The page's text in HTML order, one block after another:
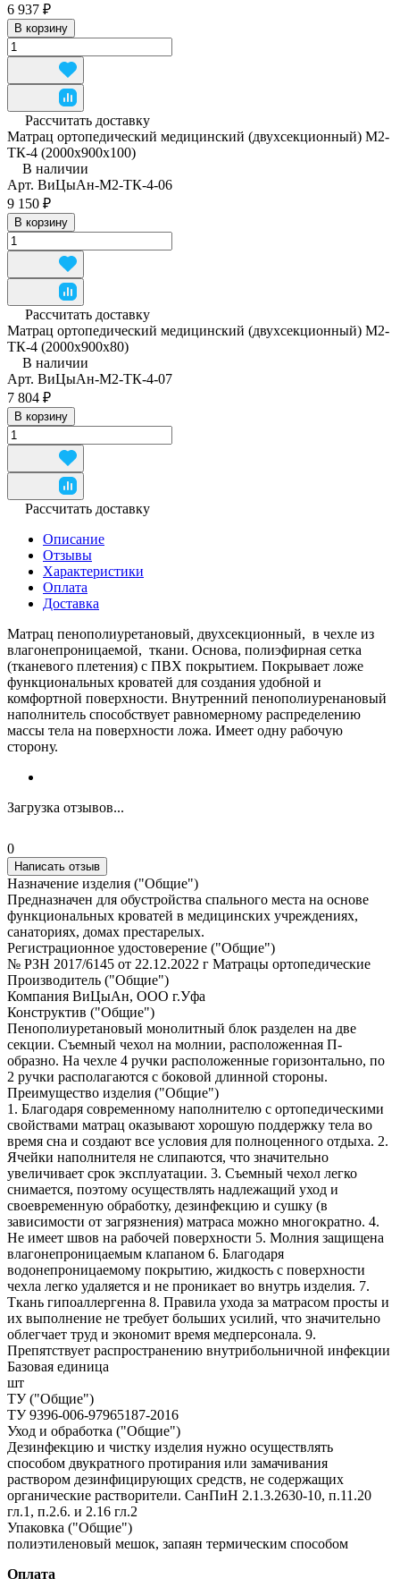
6 937 ₽
В корзину
Рассчитать доставку
Матрац ортопедический медицинский (двухсекционный) М2-
ТК-4 (2000x900x100)
В наличии
Арт. ВиЦыАн-М2-ТК-4-06
9 150 ₽
В корзину
Рассчитать доставку
Матрац ортопедический медицинский (двухсекционный) М2-
ТК-4 (2000x900x80)
В наличии
Арт. ВиЦыАн-М2-ТК-4-07
7 804 ₽
В корзину
Рассчитать доставку
Описание
Отзывы
Характеристики
Оплата
Доставка
Матрац пенополиуретановый, двухсекционный, в чехле из
влагонепроницаемой, ткани. Основа, полиэфирная сетка
(тканевого плетения) с ПВХ покрытием. Покрывает ложе
функциональных кроватей для создания удобной и
комфортной поверхности. Внутренний пенополиуренановый
наполнитель способствует равномерному распределению
массы тела на поверхности ложа. Имеет одну рабочую
сторону.
Загрузка отзывов...
0
Написать отзыв
Назначение изделия ("Общие")
Предназначен для обустройства спального места на основе
функциональных кроватей в медицинских учреждениях,
санаториях, домах престарелых.
Регистрационное удостоверение ("Общие")
№ РЗН 2017/6145 от 22.12.2022 г Матрацы ортопедические
Производитель ("Общие")
Компания ВиЦыАн, ООО г.Уфа
Конструктив ("Общие")
Пенополиуретановый монолитный блок разделен на две
секции. Съемный чехол на молнии, расположенная П-
образно. На чехле 4 ручки расположенные горизонтально, по
2 ручки располагаются с боковой длинной стороны.
Преимущество изделия ("Общие")
1. Благодаря современному наполнителю с ортопедическими
свойствами матрац оказывают хорошую поддержку тела во
время сна и создают все условия для полноценного отдыха. 2.
Ячейки наполнителя не слипаются, что значительно
увеличивает срок эксплуатации. 3. Съемный чехол легко
снимается, поэтому осуществлять надлежащий уход и
своевременную обработку, дезинфекцию и сушку (в
зависимости от загрязнения) матраса можно многократно. 4.
Не имеет швов на рабочей поверхности 5. Молния защищена
влагонепроницаемым клапаном 6. Благодаря
водонепроницаемому покрытию, жидкость с поверхности
чехла легко удаляется и не проникает во внутрь изделия. 7.
Ткань гипоаллергенна 8. Правила ухода за матрасом просты и
их выполнение не требует больших усилий, что значительно
облегчает труд и экономит время медперсонала. 9.
Препятствует распространению внутрибольничной инфекции
Базовая единица
шт
ТУ ("Общие")
ТУ 9396-006-97965187-2016
Уход и обработка ("Общие")
Дезинфекцию и чистку изделия нужно осуществлять
способом двукратного протирания или замачивания
раствором дезинфицирующих средств, не содержащих
органические растворители. СанПиН 2.1.3.2630-10, п.11.20
гл.1, п.2.6. и 2.16 гл.2
Упаковка ("Общие")
полиэтиленовый мешок, запаян термическим способом
Оплата